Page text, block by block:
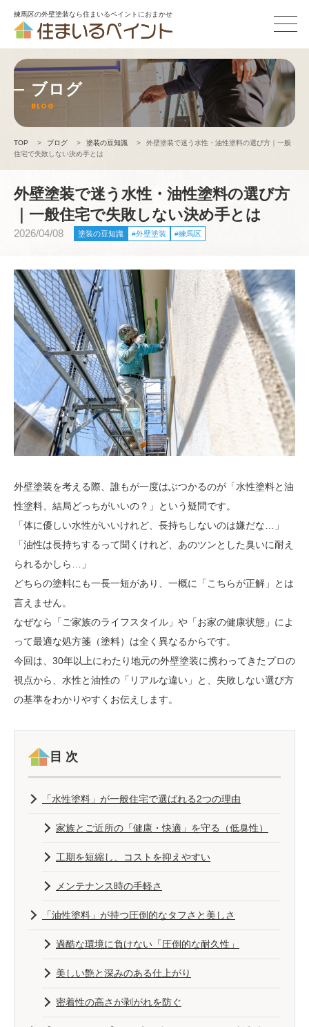
練馬区の外壁塗装なら住まいるペイントにおまかせ
ブログ
BLOG
TOP > ブログ > 塗装の豆知識 >
外壁塗装で迷う水性・油性塗料の選び方｜一般
住宅で失敗しない決め手とは
外壁塗装で迷う水性・油性塗料の選び方
｜一般住宅で失敗しない決め手とは
2026/04/08 塗装の豆知識 外壁塗装 練馬区
外壁塗装を考える際、誰もが一度はぶつかるのが「水性塗料と油
性塗料、結局どっちがいいの？」という疑問です。
「体に優しい水性がいいけれど、長持ちしないのは嫌だな…」
「油性は長持ちするって聞くけれど、あのツンとした臭いに耐え
られるかしら…」
どちらの塗料にも一長一短があり、一概に「こちらが正解」とは
言えません。
なぜなら「ご家族のライフスタイル」や「お家の健康状態」によ
って最適な処方箋（塗料）は全く異なるからです。
今回は、30年以上にわたり地元の外壁塗装に携わってきたプロの
視点から、水性と油性の「リアルな違い」と、失敗しない選び方
の基準をわかりやすくお伝えします。
目次
「水性塗料」が一般住宅で選ばれる2つの理由
家族とご近所の「健康・快適」を守る（低臭性）
工期を短縮し、コストを抑えやすい
メンテナンス時の手軽さ
「油性塗料」が持つ圧倒的なタフさと美しさ
過酷な環境に負けない「圧倒的な耐久性」
美しい艶と深みのある仕上がり
密着性の高さが剥がれを防ぐ